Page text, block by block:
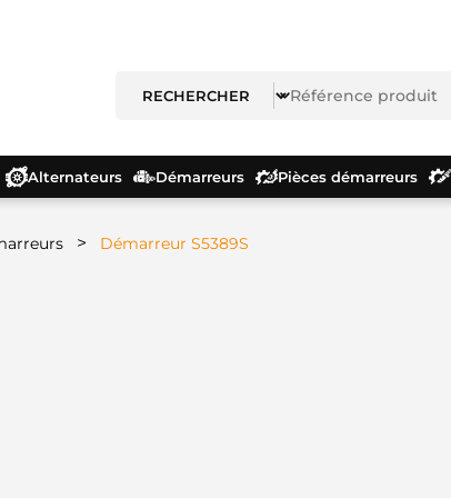
Alternateurs Démarreurs Pièces démarreurs
> Démarreur S5389S